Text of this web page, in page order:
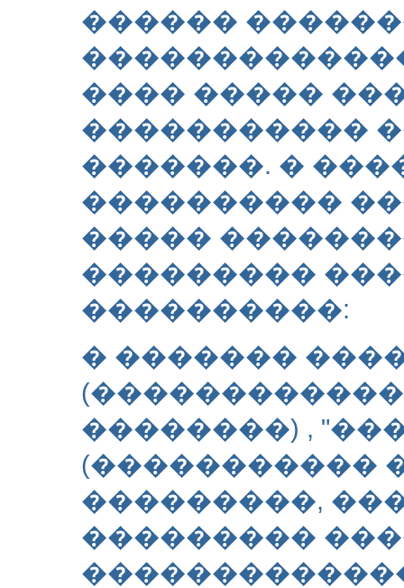
������
���� �����
�����������
�������. �
����������
�����
���������
����������:
� �������
��������) ,
(�����������
���������,
���������